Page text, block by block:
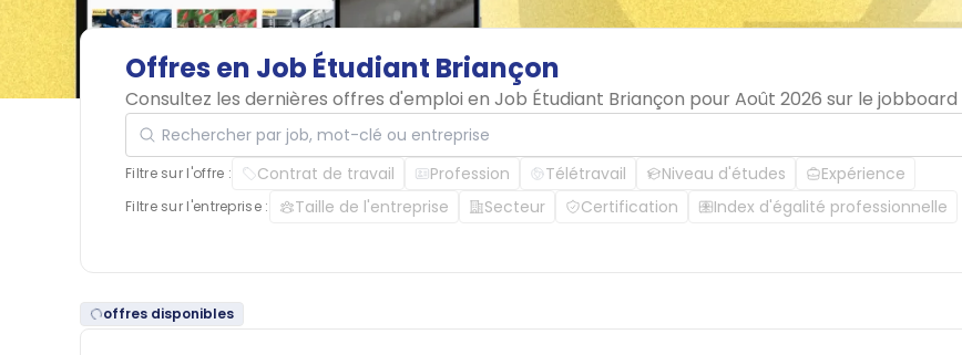
Offres en JobÉtudiant Briançon
Consultez les dernières offres d'emploi en Job Étudiant Briançon pour Août 2026 sur le jobboard
Rechercher par job, mot-clé ou entreprise
Filtre sur l'offre : Contrat de travail Profession Télétravail Niveau d'études Expérience
Filtre sur l'entreprise : Taille de l'entreprise Secteur Certification Index d'égalité professionnelle
offres disponibles